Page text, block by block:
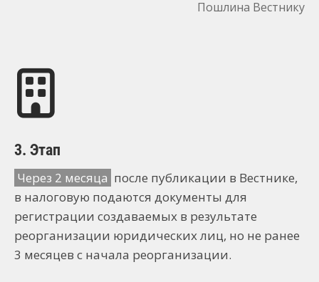
Пошлина Вестнику
3. Этап
Через 2 месяца после публикации в Вестнике,
в налоговую подаются документы для
регистрации создаваемых в результате
реорганизации юридических лиц, но не ранее
3 месяцев с начала реорганизации.